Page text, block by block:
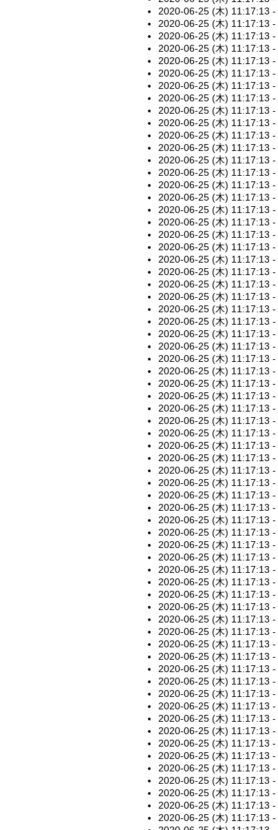
2020-06-25 (木) 11:17:13 -
2020-06-25 (木) 11:17:13 -
2020-06-25 (木) 11:17:13 -
2020-06-25 (木) 11:17:13 -
2020-06-25 (木) 11:17:13 -
2020-06-25 (木) 11:17:13 -
2020-06-25 (木) 11:17:13 -
2020-06-25 (木) 11:17:13 -
2020-06-25 (木) 11:17:13 -
2020-06-25 (木) 11:17:13 -
2020-06-25 (木) 11:17:13 -
2020-06-25 (木) 11:17:13 -
2020-06-25 (木) 11:17:13 -
2020-06-25 (木) 11:17:13 -
2020-06-25 (木) 11:17:13 -
2020-06-25 (木) 11:17:13 -
2020-06-25 (木) 11:17:13 -
2020-06-25 (木) 11:17:13 -
2020-06-25 (木) 11:17:13 -
2020-06-25 (木) 11:17:13 -
2020-06-25 (木) 11:17:13 -
2020-06-25 (木) 11:17:13 -
2020-06-25 (木) 11:17:13 -
2020-06-25 (木) 11:17:13 -
2020-06-25 (木) 11:17:13 -
2020-06-25 (木) 11:17:13 -
2020-06-25 (木) 11:17:13 -
2020-06-25 (木) 11:17:13 -
2020-06-25 (木) 11:17:13 -
2020-06-25 (木) 11:17:13 -
2020-06-25 (木) 11:17:13 -
2020-06-25 (木) 11:17:13 -
2020-06-25 (木) 11:17:13 -
2020-06-25 (木) 11:17:13 -
2020-06-25 (木) 11:17:13 -
2020-06-25 (木) 11:17:13 -
2020-06-25 (木) 11:17:13 -
2020-06-25 (木) 11:17:13 -
2020-06-25 (木) 11:17:13 -
2020-06-25 (木) 11:17:13 -
2020-06-25 (木) 11:17:13 -
2020-06-25 (木) 11:17:13 -
2020-06-25 (木) 11:17:13 -
2020-06-25 (木) 11:17:13 -
2020-06-25 (木) 11:17:13 -
2020-06-25 (木) 11:17:13 -
2020-06-25 (木) 11:17:13 -
2020-06-25 (木) 11:17:13 -
2020-06-25 (木) 11:17:13 -
2020-06-25 (木) 11:17:13 -
2020-06-25 (木) 11:17:13 -
2020-06-25 (木) 11:17:13 -
2020-06-25 (木) 11:17:13 -
2020-06-25 (木) 11:17:13 -
2020-06-25 (木) 11:17:13 -
2020-06-25 (木) 11:17:13 -
2020-06-25 (木) 11:17:13 -
2020-06-25 (木) 11:17:13 -
2020-06-25 (木) 11:17:13 -
2020-06-25 (木) 11:17:13 -
2020-06-25 (木) 11:17:13 -
2020-06-25 (木) 11:17:13 -
2020-06-25 (木) 11:17:13 -
2020-06-25 (木) 11:17:13 -
2020-06-25 (木) 11:17:13 -
2020-06-25 (木) 11:17:13 -